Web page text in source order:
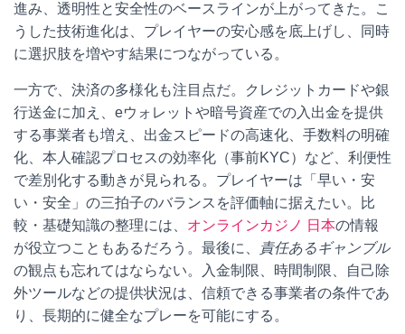
進み、透明性と安全性のベースラインが上がってきた。こ
うした技術進化は、プレイヤーの安心感を底上げし、同時
に選択肢を増やす結果につながっている。
一方で、決済の多様化も注目点だ。クレジットカードや銀
行送金に加え、eウォレットや暗号資産での入出金を提供
する事業者も増え、出金スピードの高速化、手数料の明確
化、本人確認プロセスの効率化（事前KYC）など、利便性
で差別化する動きが見られる。プレイヤーは「早い・安
い・安全」の三拍子のバランスを評価軸に据えたい。比
較・基礎知識の整理には、 オンラインカジノ 日本の情報
が役立つこともあるだろう。最後に、
責任あるギャンブル
の観点も忘れてはならない。入金制限、時間制限、自己除
外ツールなどの提供状況は、信頼できる事業者の条件であ
り、長期的に健全なプレーを可能にする。